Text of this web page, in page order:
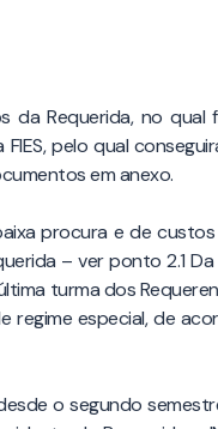
da Requerida, no
pelo qual
em anexo.
procura e de
– ver ponto 2.1
turma dos
regime especial, de
o segundo